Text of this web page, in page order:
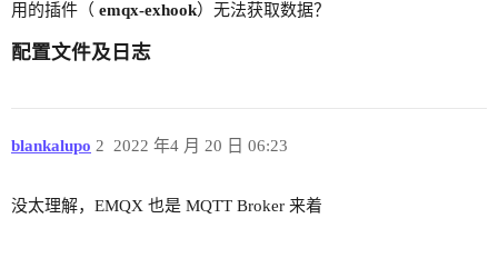
用的插件（ emqx-exhook）无法获取数据？
配置文件及日志
blankalupo 2022 年4 月 20 日 06:23
2
没太理解，EMQX 也是 MQTT Broker 来着